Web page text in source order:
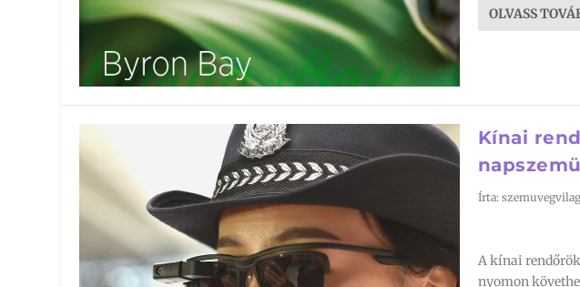
OLVASS
Kínai
Írta: szemuvegvilag
A kínai
nyomon